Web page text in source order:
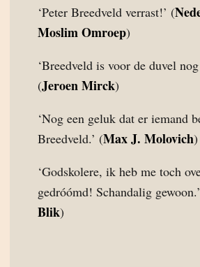
‘Peter Breedveld verrast!’ (
Moslim Omroep)
‘Breedveld is voor de duvel
(Jeroen Mirck)
‘Nog een geluk dat er iemand
Breedveld.’ (Max J. Molovich)
‘Godskolere, ik heb me toch
gedróómd! Schandalig
Blik)